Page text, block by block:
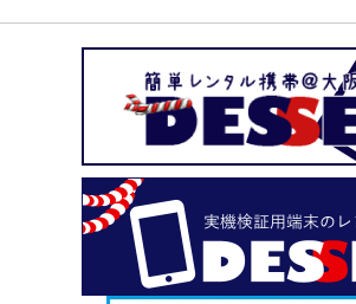
にお送りすることは一切ございません
り取りのできるメールやお電話でのご請
で、万一レンタルスマホの使用を他の方
い、という場合も安心してご利用いただ
デッセがスマホのレンタルと並行して展
ポケットwifiのレンタルサービスです。
はありますが、通信速度に難があったり
たりと不便な面も否めません。 それら
電波圏内ならいつでも快適にインターネ